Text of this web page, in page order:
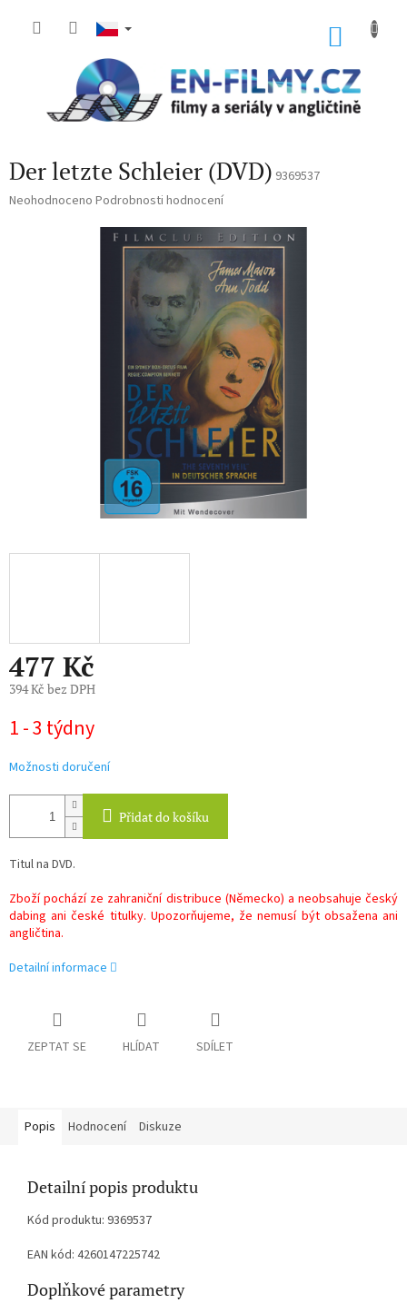
Der letzte Schleier (DVD) 9369537
Průměrné
Neohodnoceno Podrobnosti hodnocení
477 Kč
394 Kč bez DPH
cena:
1 - 3 týdny
Možnosti doručení
Přidat do košíku
Titul na DVD.
Zboží pochází ze zahraniční distribuce (Německo) a neobsahuje český
dabing ani české titulky. Upozorňujeme, že nemusí být obsažena ani
angličtina.
Detailní informace
ZEPTAT SE HLÍDAT SDÍLET
Popis Hodnocení Diskuze
Detailní popis produktu
Kód produktu: 9369537
EAN kód: 4260147225742
Doplňkové parametry